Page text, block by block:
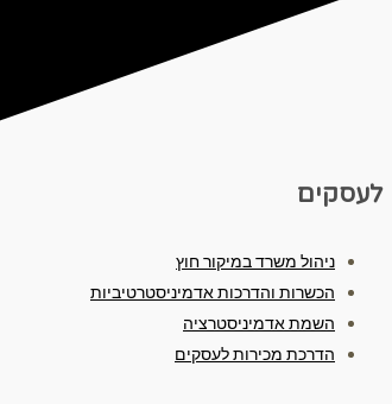
לעסקים
ניהול משרד במיקור חוץ
הכשרות והדרכות אדמיניסטרטיביות
השמת אדמיניסטרציה
הדרכת מכירות לעסקים